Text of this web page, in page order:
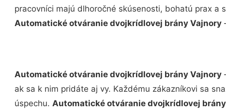
pracovníci majú dlhoročné skúsenosti, bohatú prax a
Automatické otváranie dvojkrídlovej brány Vajnory
Automatické otváranie dvojkrídlovej brány Vajnory
ak sa k nim pridáte aj vy. Každému zákazníkovi sa
úspechu. Automatické otváranie dvojkrídlovej